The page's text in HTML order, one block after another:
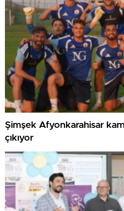
Şimşek Afyonkarahisar
çıkıyor